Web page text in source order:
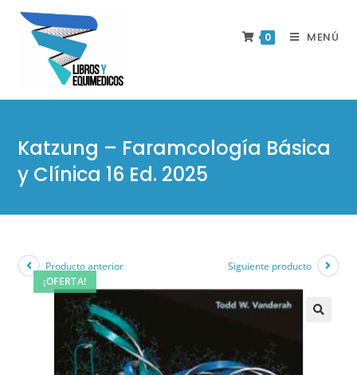
0 MENÚ
Katzung – Faramcología Básica
y Clínica 16 Ed. 2025
¡OFERTA!
Producto anterior Siguiente producto